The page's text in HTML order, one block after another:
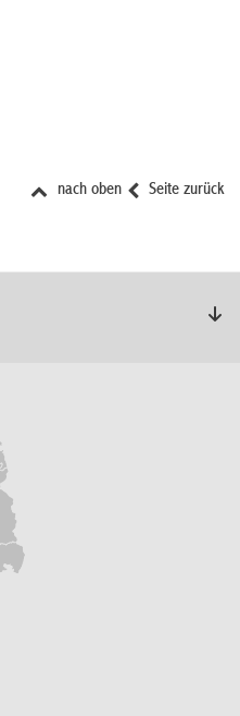
Seite zurück
nach oben